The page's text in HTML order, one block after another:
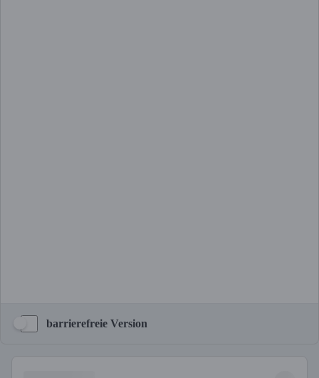
barrierefreie Version